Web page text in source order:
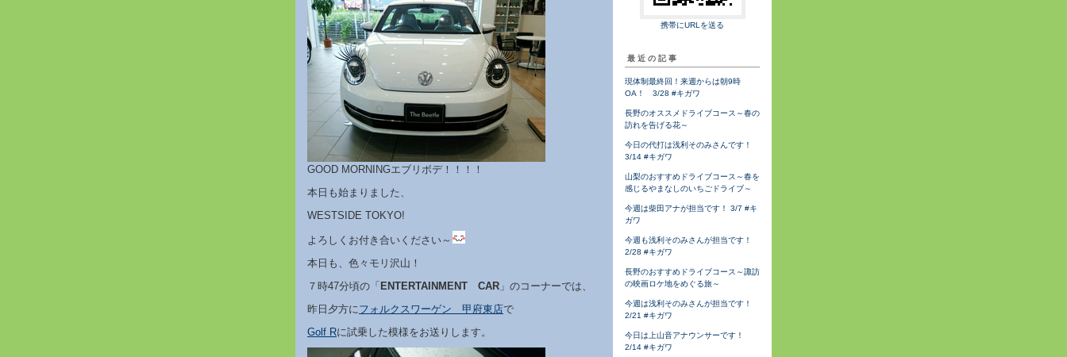
GOOD MORNINGエブリボデ！！！！
本日も始まりました、
WESTSIDE TOKYO!
よろしくお付き合いください～
本日も、色々モリ沢山！
７時47分頃の「 ENTERTAINMENT CAR 」のコーナーでは、
昨日夕方にフォルクスワーゲン 甲府東店で
Golf Rに試乗した模様をお送りします。
携帯にURLを送る
最近の記事
現体制最終回！来週からは朝9時
OA！ 3/28 #キガワ
長野のオススメドライブコース～春の
訪れを告げる花～
今日の代打は浅利そのみさんです！
3/14 #キガワ
山梨のおすすめドライブコース～春を
感じるやまなしのいちごドライブ～
今週は柴田アナが担当です！ 3/7 #キ
ガワ
今週も浅利そのみさんが担当です！
2/28 #キガワ
長野のおすすめドライブコース～諏訪
の映画ロケ地をめぐる旅～
今週は浅利そのみさんが担当です！
2/21 #キガワ
今日は上山音アナウンサーです！
2/14 #キガワ